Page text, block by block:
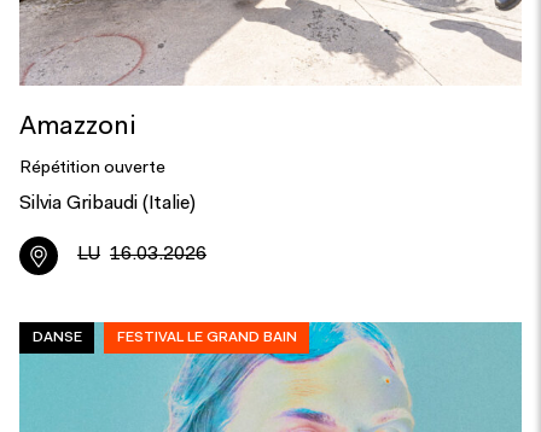
Amazzoni
Répétition ouverte
Silvia Gribaudi (Italie)
LU 16.03.2026
DANSE FESTIVAL LE GRAND BAIN